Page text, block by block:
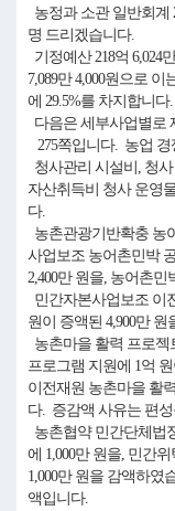
농정과 소관 일반회계
명 드리겠습니다.
기정예산 218억 6,024
7,089만 4,000원으로 이
에 29.5%를 차지합니다.
다음은 세부사업별로
275쪽입니다. 농업
청사관리 시설비, 청
자산취득비 청사 운영
다.
농촌관광기반확충 농
사업보조 농어촌민박
2,400만 원을, 농어촌
민간자본사업보조 이
원이 증액된 4,900만
농촌마을 활력 프로
프로그램 지원에 1억
이전재원 농촌마을 활
다. 증감액 사유는 편
농촌협약 민간단체법
에 1,000만 원을, 민간
1,000만 원을 감액하
액입니다.